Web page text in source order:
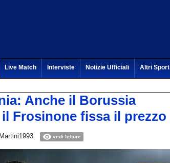
Live Match Interviste Notizie Ufficiali Altri Sport
Anche il Borussia
Frosinone fissa il prezzo
vedi letture